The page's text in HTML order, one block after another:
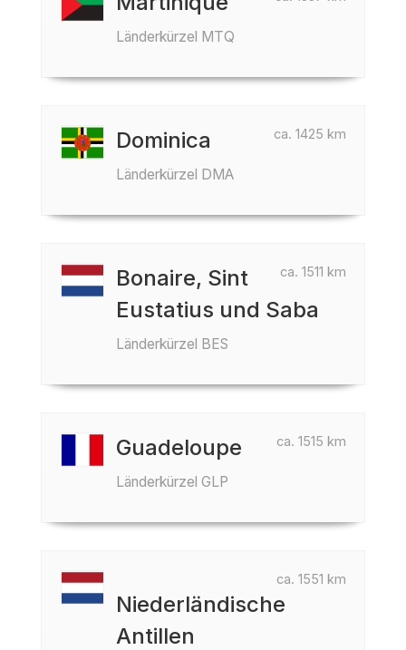
Länderkürzel MTQ
ca. 1425 km
Dominica
Länderkürzel DMA
ca. 1511 km
Bonaire, Sint
Eustatius und Saba
Länderkürzel BES
ca. 1515 km
Guadeloupe
Länderkürzel GLP
ca. 1551 km
Niederländische
Antillen